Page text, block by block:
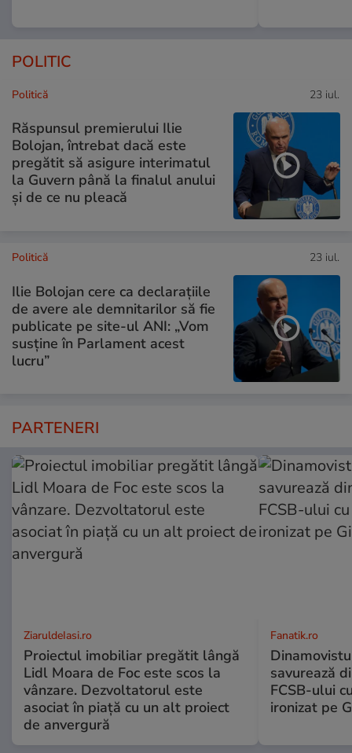
POLITIC
Politică 23 iul.
Răspunsul premierului Ilie
Bolojan, întrebat dacă este
pregătit să asigure interimatul
la Guvern până la finalul anului
și de ce nu pleacă
Politică 23 iul.
Ilie Bolojan cere ca declarațiile
de avere ale demnitarilor să fie
publicate pe site-ul ANI: „Vom
susține în Parlament acest
lucru”
PARTENERI
ZiaruldeIasi.ro
Proiectul imobiliar pregătit lângă
Lidl Moara de Foc este scos la
vânzare. Dezvoltatorul este
asociat în piață cu un alt proiect
de anvergură
Fanatik.ro
savurează
FCSB-ului
ironizat pe